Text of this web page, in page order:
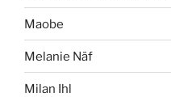
Maobe
Melanie Näf
Milan Ihl